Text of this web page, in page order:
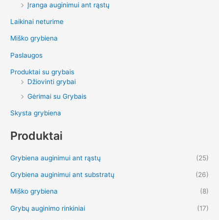
Įranga auginimui ant rąstų
Laikinai neturime
Miško grybiena
Paslaugos
Produktai su grybais
Džiovinti grybai
Gėrimai su Grybais
Skysta grybiena
Produktai
Grybiena auginimui ant rąstų (25)
Grybiena auginimui ant substratų (26)
Miško grybiena (8)
Grybų auginimo rinkiniai (17)